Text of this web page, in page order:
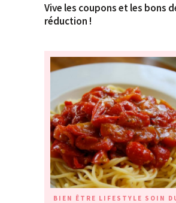
Vive les coupons et les bons
réduction !
BIEN ÊTRE LIFESTYLE SOIN